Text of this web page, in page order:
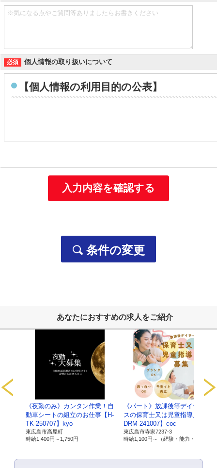
個人情報の取り扱いについて
【個人情報の利用目的の公表】
当社は取得する個人情報を以下に示す目的で利用いたします。
・ご要望いただいた資料の送付などに利用します。
採用応募者の個人情報
・法律で特定された「社会保険手続き」、「税務処理」な
【保有個人データ及び第三者提供記録に
1.当社の名
称及び住
所、代表者
の氏名
名称：有限会社ライブワーク
住所：広島県東広島市寺家駅前14番28号 寺家駅ノ
代表者：磯部 順司
条件の変更
あなたにおすすめの求人をご紹介
《夜勤のみ》カンタン作業！自
動車シートの組立のお仕事【H-
TK-250707】kyo
東広島市高屋町
時給1,400円～ 1,750円
《パート》放課後等デイサービ
スの保育士又は児童指導員【C-
DRM-241007】coc
東広島市寺家7237-3
時給1,100円～ （経験・能力・資格により 優遇）